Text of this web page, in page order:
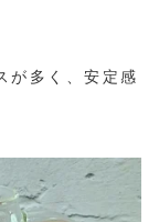
が多く、安定感